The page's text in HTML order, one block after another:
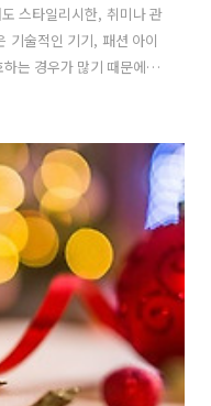
스타일리시한, 취미나 관
기술적인 기기, 패션 아이
는 경우가 많기 때문에 이
자 생일 선물 TOP 10입
, 갤럭시 워치, 핏빗 2. 프
운동할 때 편리하게 사
로, 소니 WH-
이유: 실용적이면서도
제품: 루..